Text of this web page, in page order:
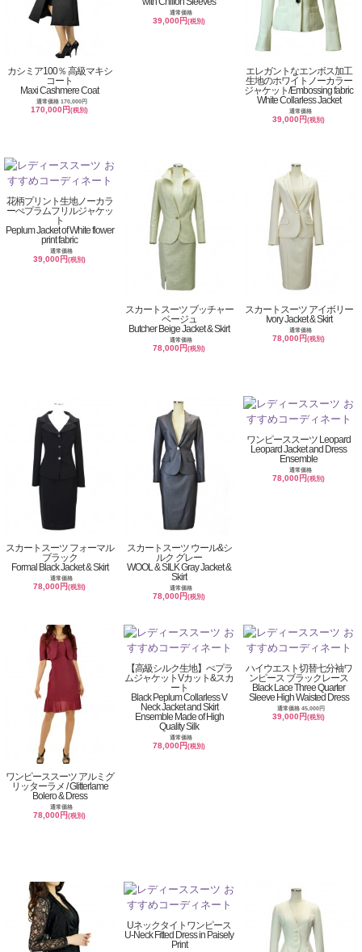
カシミア100％ 高級マキシ
コート
Maxi Cashmere Coat
通常価格 170,000円
170,000円(税別)
通常価格
39,000円(税別)
エレガントなエンボス加工
生地のホワイトノーカラー
ジャケット/Embossing fabric
White Collarless Jacket
通常価格
39,000円(税別)
花柄プリント生地ノーカラ
ーぺプラムフリルジャケッ
ト
Peplum Jacket of White flower
print fabric
通常価格
39,000円(税別)
スカートスーツ ブッチャー
ベージュ
Butcher Beige Jacket & Skirt
通常価格
78,000円(税別)
スカートスーツ アイボリー
Ivory Jacket & Skirt
通常価格
78,000円(税別)
スカートスーツ フォーマル
ブラック
Formal Black Jacket & Skirt
通常価格
78,000円(税別)
スカートスーツ ウール&シ
ルク グレー
WOOL & SILK Gray Jacket &
Skirt
通常価格
78,000円(税別)
ワンピーススーツ Leopard
Leopard Jacket and Dress
Ensemble
通常価格
78,000円(税別)
ワンピーススーツ アルミグ
リッターラメ / Glitterlame
Bolero & Dress
通常価格
78,000円(税別)
【高級シルク生地】ぺプラ
ムジャケットVカット&スカ
ート
Black Peplum Collarless V
Neck Jacket and Skirt
Ensemble Made of High
Quality Silk
通常価格
78,000円(税別)
ハイウエスト切替七分袖ワ
ンピース ブラックレース
Black Lace Three Quarter
Sleeve High Waisted Dress
通常価格 45,000円
39,000円(税別)
Uネックタイトワンピース
U-Neck Fitted Dress in Paisely
Print